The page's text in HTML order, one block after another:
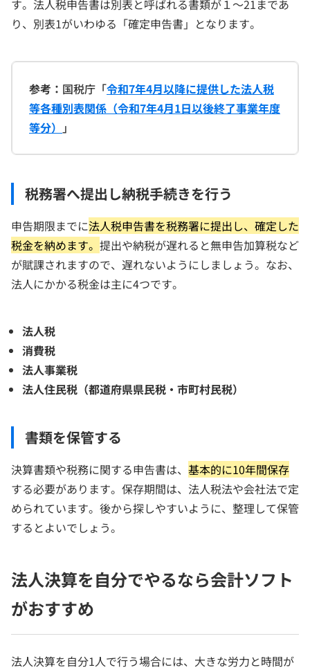
す。法人税申告書は別表と呼ばれる書類が１～21まであ
り、別表1がいわゆる「確定申告書」となります。
参考： 国税庁「令和7年4月以降に提供した法人税
等各種別表関係（令和7年4月1日以後終了事業年度
等分） 」
税務署へ提出し納税手続きを行う
申告期限までに法人税申告書を税務署に提出し、確定した
税金を納めます。 提出や納税が遅れると無申告加算税など
が賦課されますので、遅れないようにしましょう。なお、
法人にかかる税金は主に4つです。
法人税
消費税
法人事業税
法人住民税（都道府県県民税・市町村民税）
書類を保管する
決算書類や税務に関する申告書は、 基本的に10年間保存
する必要があります。保存期間は、法人税法や会社法で定
められています。後から探しやすいように、整理して保管
するとよいでしょう。
法人決算を自分でやるなら会計ソフト
がおすすめ
法人決算を自分1人で行う場合には、大きな労力と時間が